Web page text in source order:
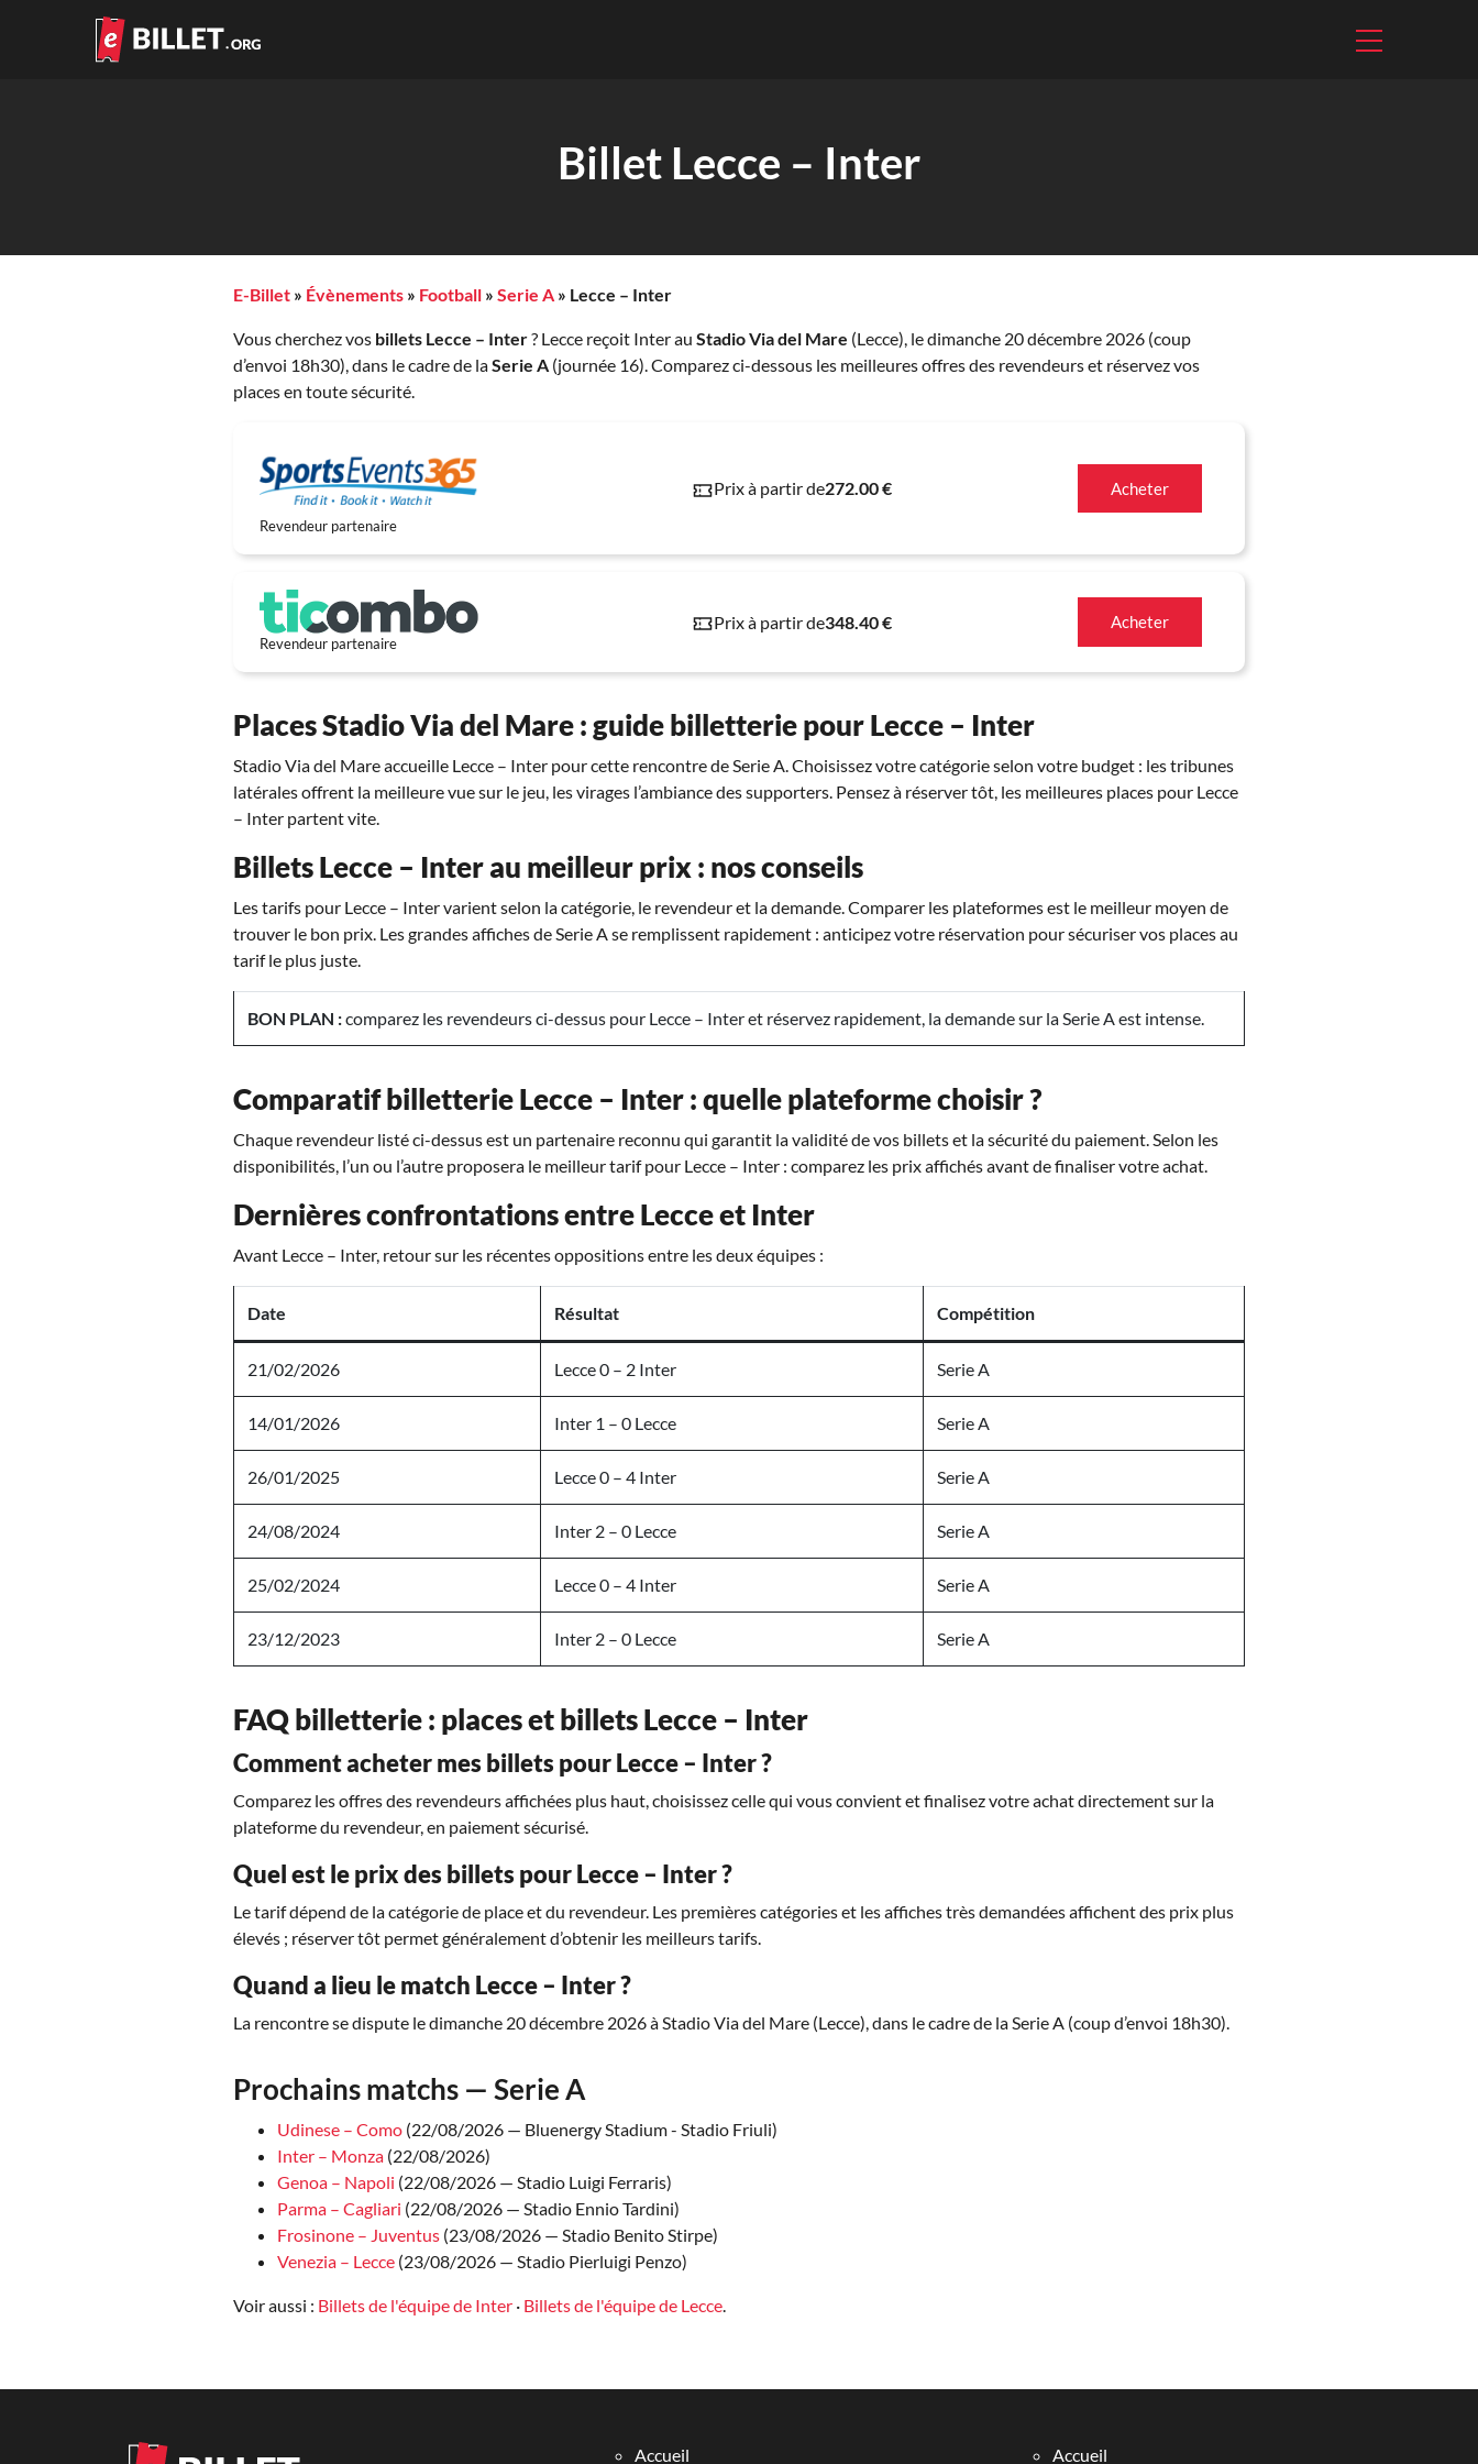
Billet Lecce – Inter
E-Billet » Évènements » Football » Serie A » Lecce – Inter
Vous cherchez vos billets Lecce – Inter? Lecce reçoit Inter au Stadio Via del Mare (Lecce), le dimanche 20 décembre 2026 (coup
d’envoi 18h30), dans le cadre de laSerie A (journée 16). Comparez ci-dessous les meilleures offres des revendeurs et réservez vos
places en toute sécurité.
Revendeur partenaire
Prix à partir de272.00 € Acheter
Revendeur partenaire
Prix à partir de348.40 € Acheter
Places Stadio Via del Mare : guide billetterie pour Lecce – Inter
Stadio Via del Mare accueille Lecce – Inter pour cette rencontre de Serie A. Choisissez votre catégorie selon votre budget : les tribunes
latérales offrent la meilleure vue sur le jeu, les virages l’ambiance des supporters. Pensez à réserver tôt, les meilleures places pour Lecce
– Inter partent vite.
Billets Lecce – Inter au meilleur prix : nos conseils
Les tarifs pour Lecce – Inter varient selon la catégorie, le revendeur et la demande. Comparer les plateformes est le meilleur moyen de
trouver le bon prix. Les grandes affiches de Serie A se remplissent rapidement : anticipez votre réservation pour sécuriser vos places au
tarif le plus juste.
BON PLAN :comparez les revendeurs ci-dessus pour Lecce – Inter et réservez rapidement, la demande sur la Serie A est intense.
Comparatif billetterie Lecce – Inter : quelle plateforme choisir ?
Chaque revendeur listé ci-dessus est un partenaire reconnu qui garantit la validité de vos billets et la sécurité du paiement. Selon les
disponibilités, l’un ou l’autre proposera le meilleur tarif pour Lecce – Inter : comparez les prix affichés avant de finaliser votre achat.
Dernières confrontations entre Lecce et Inter
Avant Lecce – Inter, retour sur les récentes oppositions entre les deux équipes :
Date Résultat Compétition
21/02/2026 Lecce 0 – 2 Inter Serie A
14/01/2026 Inter 1 – 0 Lecce Serie A
26/01/2025 Lecce 0 – 4 Inter Serie A
24/08/2024 Inter 2 – 0 Lecce Serie A
25/02/2024 Lecce 0 – 4 Inter Serie A
23/12/2023 Inter 2 – 0 Lecce Serie A
FAQ billetterie : places et billets Lecce – Inter
Comment acheter mes billets pour Lecce – Inter ?
Comparez les offres des revendeurs affichées plus haut, choisissez celle qui vous convient et finalisez votre achat directement sur la
plateforme du revendeur, en paiement sécurisé.
Quel est le prix des billets pour Lecce – Inter ?
Le tarif dépend de la catégorie de place et du revendeur. Les premières catégories et les affiches très demandées affichent des prix plus
élevés ; réserver tôt permet généralement d’obtenir les meilleurs tarifs.
Quand a lieu le match Lecce – Inter ?
La rencontre se dispute le dimanche 20 décembre 2026 à Stadio Via del Mare (Lecce), dans le cadre de la Serie A (coup d’envoi 18h30).
Prochains matchs — Serie A
Udinese – Como (22/08/2026 — Bluenergy Stadium - Stadio Friuli)
Inter – Monza (22/08/2026)
Genoa – Napoli (22/08/2026 — Stadio Luigi Ferraris)
Parma – Cagliari (22/08/2026 — Stadio Ennio Tardini)
Frosinone – Juventus (23/08/2026 — Stadio Benito Stirpe)
Venezia – Lecce (23/08/2026 — Stadio Pierluigi Penzo)
Voir aussi : Billets de l'équipe de Inter · Billets de l'équipe de Lecce.
Accueil Accueil